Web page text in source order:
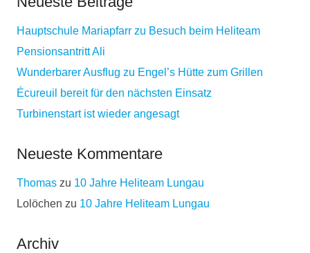
Hauptschule Mariapfarr zu Besuch beim Heliteam
Pensionsantritt Ali
Wunderbarer Ausflug zu Engel’s Hütte zum Grillen
Écureuil bereit für den nächsten Einsatz
Turbinenstart ist wieder angesagt
Neueste Kommentare
Thomas zu 10 Jahre Heliteam Lungau
Lolöchen zu 10 Jahre Heliteam Lungau
Archiv